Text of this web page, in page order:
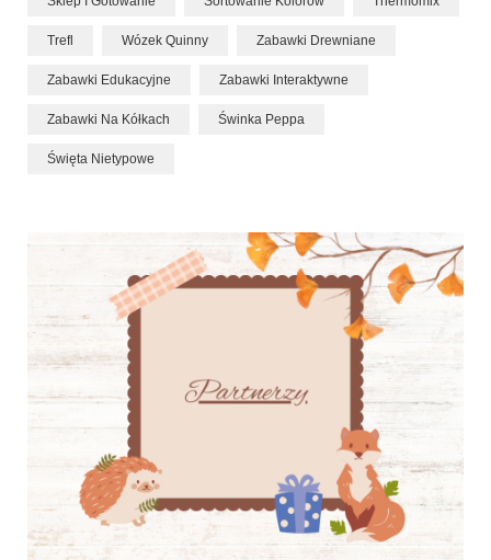
Trefl Wózek Quinny Zabawki Drewniane
Zabawki Edukacyjne Zabawki Interaktywne
Zabawki Na Kółkach Świnka Peppa
Święta Nietypowe